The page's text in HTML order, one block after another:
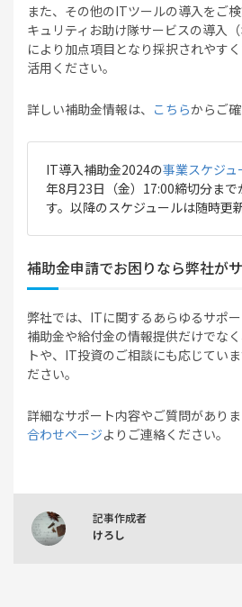
また、その他のITツールの導入をご
キュリティお助け隊サービスの導入（
により加点項目となり採択されやす
活用ください。
詳しい補助金情報は、 こちらからご確
IT導入補助金2024の事業スケジュ
年8月23日（金）17:00締切分まで
す。以降のスケジュールは随時更
補助金申請でお困りなら弊社が
弊社では、ITに関するあらゆるサポー
補助金や給付金の情報提供だけでな
トや、IT投資のご相談にも応じてい
ださい。
詳細なサポート内容やご質問があり
合わせページよりご連絡ください。
記事作成者
けろし